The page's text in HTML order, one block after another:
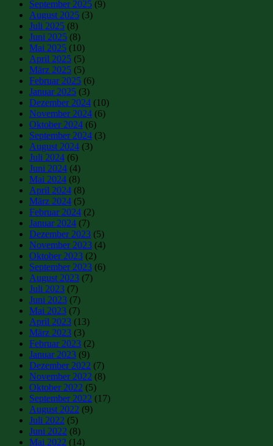
September 2025 (9)
August 2025 (3)
Juli 2025 (8)
Juni 2025 (8)
Mai 2025 (10)
April 2025 (5)
März 2025 (5)
Februar 2025 (6)
Januar 2025 (3)
Dezember 2024 (10)
November 2024 (6)
Oktober 2024 (6)
September 2024 (3)
August 2024 (3)
Juli 2024 (6)
Juni 2024 (4)
Mai 2024 (8)
April 2024 (8)
März 2024 (5)
Februar 2024 (2)
Januar 2024 (7)
Dezember 2023 (5)
November 2023 (4)
Oktober 2023 (2)
September 2023 (6)
August 2023 (7)
Juli 2023 (7)
Juni 2023 (7)
Mai 2023 (7)
April 2023 (13)
März 2023 (3)
Februar 2023 (2)
Januar 2023 (9)
Dezember 2022 (7)
November 2022 (8)
Oktober 2022 (5)
September 2022 (17)
August 2022 (9)
Juli 2022 (5)
Juni 2022 (8)
Mai 2022 (14)